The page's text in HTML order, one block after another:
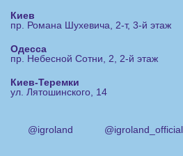
Киев
пр. Романа Шухевича, 2-т, 3-й этаж
Одесса
пр. Небесной Сотни, 2, 2-й этаж
Киев-Теремки
ул. Лятошинского, 14
@igroland @igroland_official